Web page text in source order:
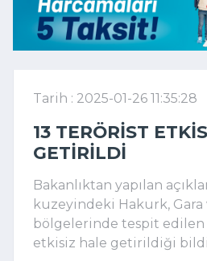
Tarih : 2025-01-26 11:35:28
13 TERÖRIST
GETIRILDI
Bakanlıktan yapılan
kuzeyindeki Hakurk, Gara
bölgelerinde tespit edilen
etkisiz hale getirildiği